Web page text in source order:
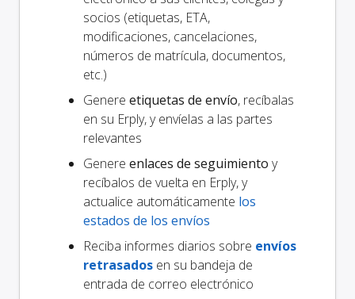
socios (etiquetas, ETA,
modificaciones, cancelaciones,
números de matrícula, documentos,
etc.)
Genere etiquetas de envío, recíbalas
en su Erply, y envíelas a las partes
relevantes
Genere enlaces de seguimiento y
recíbalos de vuelta en Erply, y
actualice automáticamente los
estados de los envíos
Reciba informes diarios sobre envíos
retrasados en su bandeja de
entrada de correo electrónico